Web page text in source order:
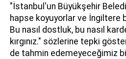
"İstanbul'un Büyükşehir
hapse koyuyorlar ve İngiltere
Bu nasıl dostluk, bu nasıl
kırgınız." sözlerine tepki
de tahmin edemeyeceğimiz